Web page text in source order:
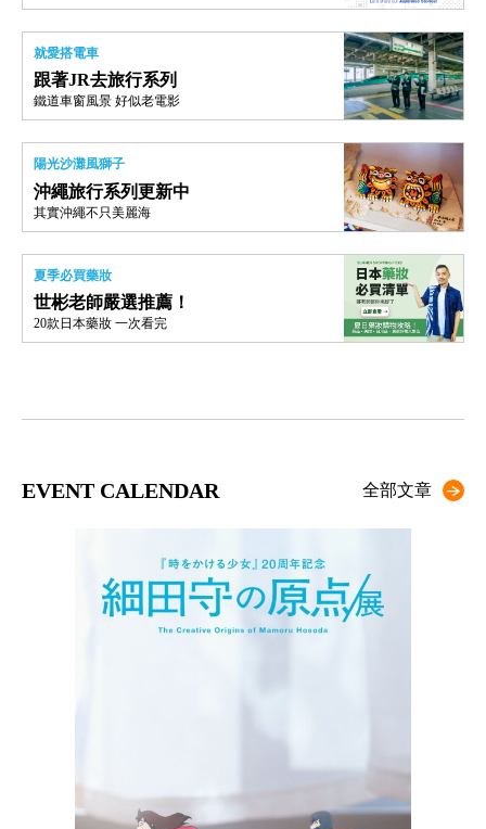
就愛搭電車
跟著JR去旅行系列
鐵道車窗風景 好似老電影
陽光沙灘風獅子
沖繩旅行系列更新中
其實沖繩不只美麗海
夏季必買藥妝
世彬老師嚴選推薦！
20款日本藥妝 一次看完
EVENT CALENDAR 全部文章